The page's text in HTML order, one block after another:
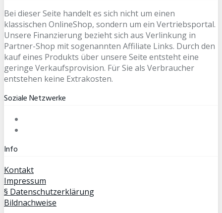
Bei dieser Seite handelt es sich nicht um einen
klassischen OnlineShop, sondern um ein Vertriebsportal.
Unsere Finanzierung bezieht sich aus Verlinkung in
Partner-Shop mit sogenannten Affiliate Links. Durch den
kauf eines Produkts über unsere Seite entsteht eine
geringe Verkaufsprovision. Für Sie als Verbraucher
entstehen keine Extrakosten.
Soziale Netzwerke
Info
Kontakt
Impressum
§ Datenschutzerklärung
Bildnachweise